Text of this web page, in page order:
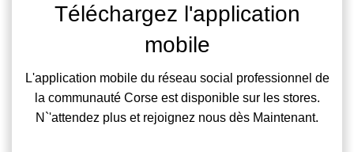
Téléchargez l'application
mobile
L'application mobile du réseau social professionnel de
la communauté Corse est disponible sur les stores.
N`'attendez plus et rejoignez nous dès Maintenant.